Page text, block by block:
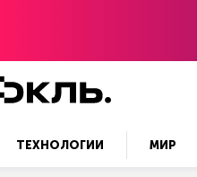
ТЕХНОЛОГИИ МИР